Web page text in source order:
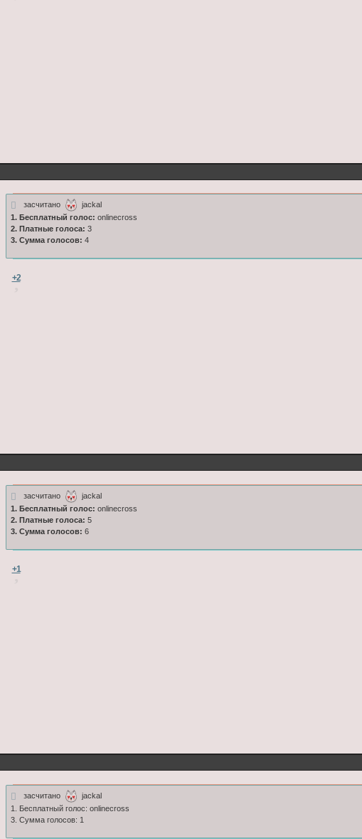
засчитано
jackal
1. Бесплатный голос: onlinecross
2. Платные голоса: 3
3. Сумма голосов: 4
+2
засчитано
jackal
1. Бесплатный голос: onlinecross
2. Платные голоса: 5
3. Сумма голосов: 6
+1
засчитано
jackal
1. Бесплатный голос: onlinecross
3. Сумма голосов: 1